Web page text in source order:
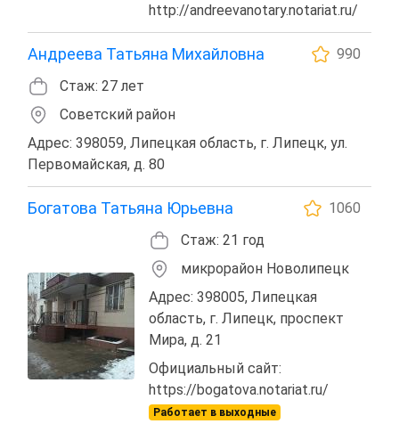
http://andreevanotary.notariat.ru/
Андреева Татьяна Михайловна
990
Стаж: 27 лет
Советский район
Адрес: 398059, Липецкая область, г. Липецк, ул.
Первомайская, д. 80
Богатова Татьяна Юрьевна
1060
Стаж: 21 год
микрорайон Новолипецк
Адрес: 398005, Липецкая
область, г. Липецк, проспект
Мира, д. 21
Официальный сайт:
https://bogatova.notariat.ru/
Работает в выходные